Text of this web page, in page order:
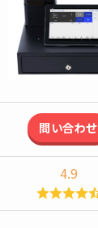
問い合わせ
4.9